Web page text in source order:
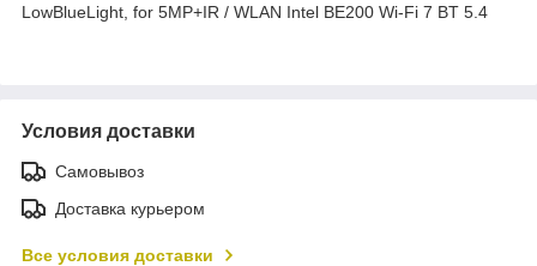
LowBlueLight, for 5MP+IR / WLAN Intel BE200 Wi-Fi 7 BT 5.4
Условия доставки
Самовывоз
Доставка курьером
Все условия доставки